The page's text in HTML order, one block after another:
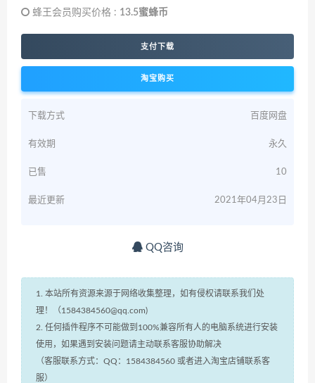
蜂王会员购买价格 : 13.5蜜蜂币
支付下载
淘宝购买
下载方式 百度网盘
有效期 永久
已售 10
最近更新 2021年04月23日
QQ咨询
1. 本站所有资源来源于网络收集整理，如有侵权请联系我们处
理！（1584384560@qq.com)
2. 任何插件程序不可能做到100%兼容所有人的电脑系统进行安装
使用，如果遇到安装问题请主动联系客服协助解决
（客服联系方式：QQ：1584384560 或者进入淘宝店铺联系客
服）